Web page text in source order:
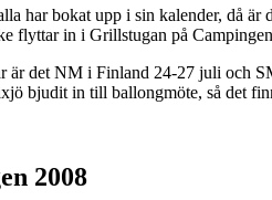
har bokat upp i sin kalender, då
flyttar in i Grillstugan på
är det NM i Finland 24-27 juli och
bjudit in till ballongmöte, så det
2008